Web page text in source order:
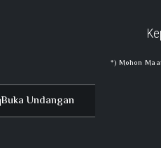
*) Mohon
Buka Undangan